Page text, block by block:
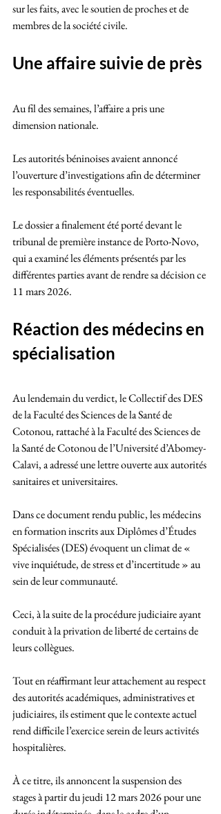
sur les faits, avec le soutien de proches et de
membres de la société civile.
Une affaire suivie de près
Au fil des semaines, l’affaire a pris une
dimension nationale.
Les autorités béninoises avaient annoncé
l’ouverture d’investigations afin de déterminer
les responsabilités éventuelles.
Le dossier a finalement été porté devant le
tribunal de première instance de Porto-Novo,
qui a examiné les éléments présentés par les
différentes parties avant de rendre sa décision ce
11 mars 2026.
Réaction des médecins en
spécialisation
Au lendemain du verdict, le Collectif des DES
de la Faculté des Sciences de la Santé de
Cotonou, rattaché à la Faculté des Sciences de
la Santé de Cotonou de l’Université d’Abomey-
Calavi, a adressé une lettre ouverte aux autorités
sanitaires et universitaires.
Dans ce document rendu public, les médecins
en formation inscrits aux Diplômes d’Études
Spécialisées (DES) évoquent un climat de «
vive inquiétude, de stress et d’incertitude » au
sein de leur communauté.
Ceci, à la suite de la procédure judiciaire ayant
conduit à la privation de liberté de certains de
leurs collègues.
Tout en réaffirmant leur attachement au respect
des autorités académiques, administratives et
judiciaires, ils estiment que le contexte actuel
rend difficile l’exercice serein de leurs activités
hospitalières.
À ce titre, ils annoncent la suspension des
stages à partir du jeudi 12 mars 2026 pour une